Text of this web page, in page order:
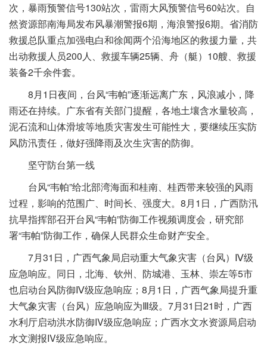
次，暴雨预警信号130站次，雷雨大风预警信号60站次。自
然资源部南海局发布风暴潮警报6期，海浪警报6期。省消防
救援总队重点加强电白和徐闻两个沿海地区的救援力量，共
出动救援人员200人、救援车辆25辆、舟（艇）10艘、救援
装备2千余件套。
8月1日夜间，台风“韦帕”逐渐远离广东，风浪减小，降
雨还在持续。广东省有关部门提醒，各地土壤含水量较高，
泥石流和山体滑坡等地质灾害发生可能性大，要继续压实防
风防汛责任，做好强降雨及次生灾害的防御。
坚守防台第一线
台风“韦帕”给北部湾海面和桂南、桂西带来较强的风雨
过程，影响的范围广、时间长、强度大。8月1日，广西防汛
抗旱指挥部召开台风“韦帕”防御工作视频调度会，研究部
署“韦帕”防御工作，确保人民群众生命财产安全。
7月31日，广西气象局启动重大气象灾害（台风）Ⅳ级
应急响应。同日，北海、钦州、防城港、玉林、崇左等5市
也启动台风防御Ⅳ级应急响应；8月1日，广西气象局提升重
大气象灾害（台风）应急响应为Ⅲ级。7月31日21时，广西
水利厅启动洪水防御IV级应急响应；广西水文水资源局启动
水文测报IV级应急响应。